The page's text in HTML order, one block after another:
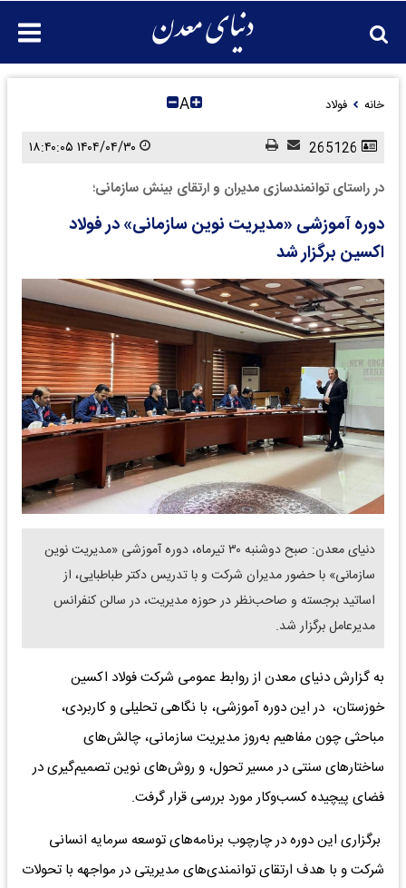
خانه فولاد A
در راستای توانمندسازی مدیران و ارتقای بینش سازمانی؛
دوره آموزشی «مدیریت نوین سازمانی» در فولاد
اکسین برگزار شد
دنیای معدن: صبح دوشنبه ۳۰ تیرماه، دوره آموزشی «مدیریت نوین
سازمانی» با حضور مدیران شرکت و با تدریس دکتر طباطبایی، از
اساتید برجسته و صاحب‌نظر در حوزه مدیریت، در سالن کنفرانس
مدیرعامل برگزار شد.
به گزارش دنیای معدن از روابط عمومی شرکت فولاد اکسین
خوزستان، در این دوره آموزشی، با نگاهی تحلیلی و کاربردی،
مباحثی چون مفاهیم به‌روز مدیریت سازمانی، چالش‌های
ساختارهای سنتی در مسیر تحول، و روش‌های نوین تصمیم‌گیری در
فضای پیچیده کسب‌وکار مورد بررسی قرار گرفت.
برگزاری این دوره در چارچوب برنامه‌های توسعه سرمایه انسانی
شرکت و با هدف ارتقای توانمندی‌های مدیریتی در مواجهه با تحولات